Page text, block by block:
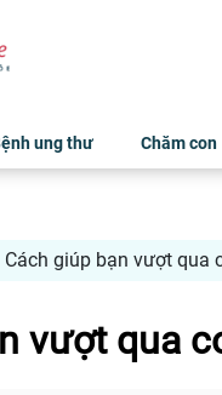
ung thư Chăm con
Cách giúp bạn vượt qua
vượt qua